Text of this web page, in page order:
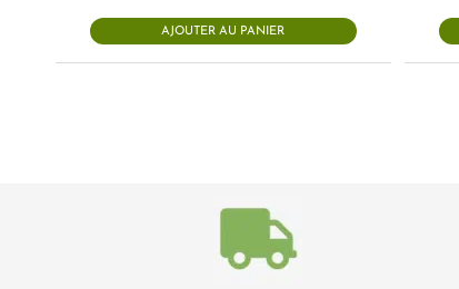
AJOUTER AU PANIER